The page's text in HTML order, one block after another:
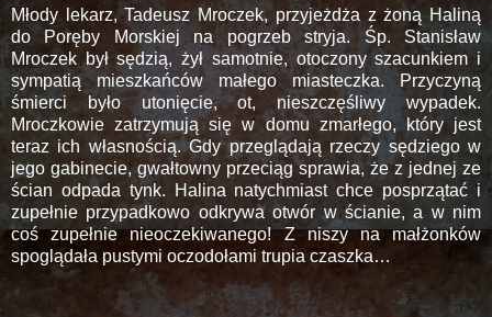
Młody lekarz, Tadeusz Mroczek, przyjeżdża z żoną Haliną
do Poręby Morskiej na pogrzeb stryja. Śp. Stanisław
Mroczek był sędzią, żył samotnie, otoczony szacunkiem i
sympatią mieszkańców małego miasteczka. Przyczyną
śmierci było utonięcie, ot, nieszczęśliwy wypadek.
Mroczkowie zatrzymują się w domu zmarłego, który jest
teraz ich własnością. Gdy przeglądają rzeczy sędziego w
jego gabinecie, gwałtowny przeciąg sprawia, że z jednej ze
ścian odpada tynk. Halina natychmiast chce posprzątać i
zupełnie przypadkowo odkrywa otwór w ścianie, a w nim
coś zupełnie nieoczekiwanego! Z niszy na małżonków
spoglądała pustymi oczodołami trupia czaszka…